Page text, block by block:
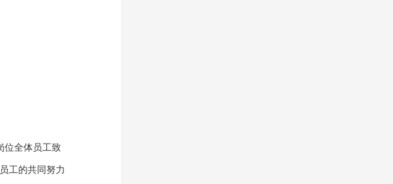
位全体员工致
工的共同努力